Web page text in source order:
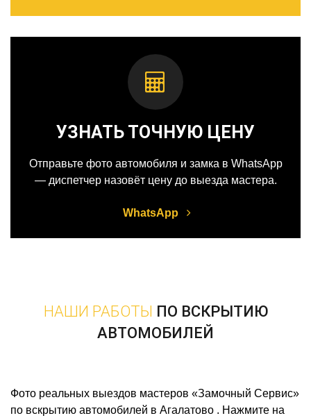
УЗНАТЬ ТОЧНУЮ ЦЕНУ
Отправьте фото автомобиля и замка в WhatsApp
— диспетчер назовёт цену до выезда мастера.
WhatsApp
НАШИ РАБОТЫ ПО ВСКРЫТИЮ
АВТОМОБИЛЕЙ
Фото реальных выездов мастеров «Замочный Сервис»
по вскрытию автомобилей в Агалатово . Нажмите на